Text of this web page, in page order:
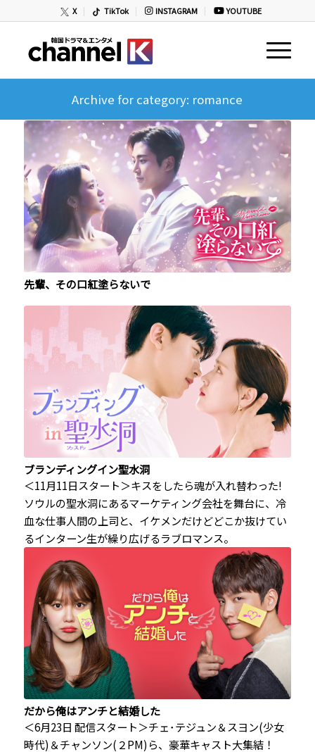
X TikTok INSTAGRAM YOUTUBE
Archive for category: romance
先輩、その口紅塗らないで
ブランディングイン聖水洞
＜11月11日スタート＞キスをしたら魂が入れ替わった!
ソウルの聖水洞にあるマーケティング会社を舞台に、冷
血な仕事人間の上司と、イケメンだけどどこか抜けてい
るインターン生が繰り広げるラブロマンス。
だから俺はアンチと結婚した
＜6月23日 配信スタート＞チェ･テジュン＆スヨン(少女
時代)＆チャンソン(２PM)ら、豪華キャスト大集結！